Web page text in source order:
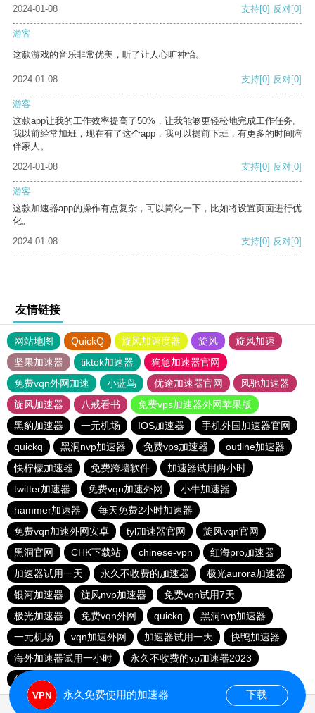
2024-01-08
支持[0] 反对[0]
游客
这款游戏的音乐非常优美，听了让人心旷神怡。
2024-01-08 支持[0] 反对[0]
游客
这款app让我的工作效率提高了50%，让我能够更轻松地完成工作任务。
我以前经常加班，现在有了这个app，我可以提前下班，有更多的时间陪
伴家人。
2024-01-08
支持[0] 反对[0]
游客
这款加速器app的操作有点复杂，可以简化一下，比如将设置页面进行优
化。
2024-01-08
支持[0] 反对[0]
友情链接
网站地图 QuickQ 旋风加速度器 旋风
旋风加速
坚果加速器
tiktok加速器
狗急加速器官网
免费vqn外网加速
小蓝鸟 优途加速器官网
风驰加速器
旋风加速器
八戒看书
免费vps加速器外网苹果版
黑豹加速器
一元机场 IOS加速器
手机外国加速器官网
quickq
黑洞nvp加速器 免费vps加速器
outline加速器
快柠檬加速器
免费跨墙软件
加速器试用两小时
twitter加速器
免费vqn加速外网
小牛加速器
hammer加速器
每天免费2小时加速器
免费vqn加速外网安卓
tyl加速器官网
旋风vqn官网
黑洞官网
CHK下载站 chinese-vpn
红海pro加速器
加速器试用一天
永久不收费的加速器
极光aurora加速器
银河加速器
旋风nvp加速器
免费vqn试用7天
极光加速器
免费vqn外网 quickq
黑洞nvp加速器
一元机场
vqn加速外网 加速器试用一天
快鸭加速器
海外加速器试用一小时
永久不收费的vp加速器2023
优途加速器官网
永久免费使用的加速器 下载